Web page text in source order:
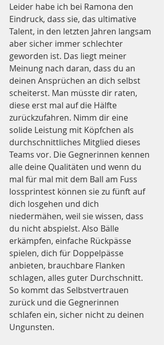
Leider habe ich bei Ramona den
Eindruck, dass sie, das ultimative
Talent, in den letzten Jahren langsam
aber sicher immer schlechter
geworden ist. Das liegt meiner
Meinung nach daran, dass du an
deinen Ansprüchen an dich selbst
scheiterst. Man müsste dir raten,
diese erst mal auf die Hälfte
zurückzufahren. Nimm dir eine
solide Leistung mit Köpfchen als
durchschnittliches Mitglied dieses
Teams vor. Die Gegnerinnen kennen
alle deine Qualitäten und wenn du
mal für mal mit dem Ball am Fuss
lossprintest können sie zu fünft auf
dich losgehen und dich
niedermähen, weil sie wissen, dass
du nicht abspielst. Also Bälle
erkämpfen, einfache Rückpässe
spielen, dich für Doppelpässe
anbieten, brauchbare Flanken
schlagen, alles guter Durchschnitt.
So kommt das Selbstvertrauen
zurück und die Gegnerinnen
schlafen ein, sicher nicht zu deinen
Ungunsten.